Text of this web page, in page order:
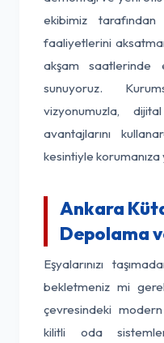
ekibimiz
faaliyetlerini
akşam saatlerinde
sunuyoruz.
vizyonumuzla,
avantajlarını
kesintiyle korumanıza
Ankara
Depolama
Eşyalarınızı
bekletmeniz mi
çevresindeki
kilitli oda